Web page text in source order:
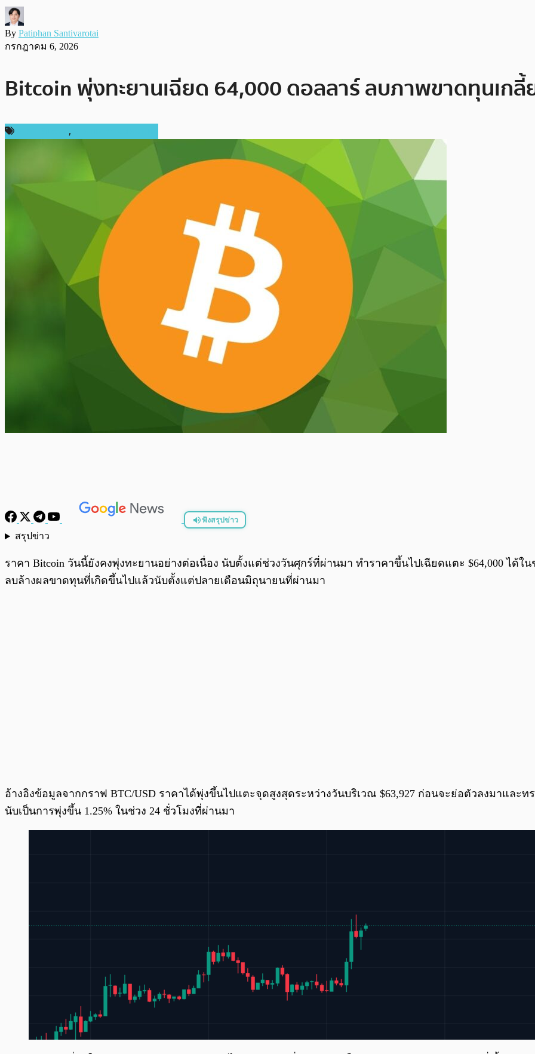
By Patiphan Santivarotai
กรกฎาคม 6, 2026
Bitcoin พุ่งทะยานเฉียด 64,000 ดอลลาร์ ลบภาพขาดทุนเก
,
ฟังสรุปข่าว
สรุปข่าว
ราคา Bitcoin วันนี้ยังคงพุ่งทะยานอย่างต่อเนื่อง นับตั้งแต่ช่วงวันศุกร์ที่ผ่านมา ทำราคาขึ้นไปเฉียดแตะ $64,000 ได้ใ
ลบล้างผลขาดทุนที่เกิดขึ้นไปแล้วนับตั้งแต่ปลายเดือนมิถุนายนที่ผ่านมา
อ้างอิงข้อมูลจากกราฟ BTC/USD ราคาได้พุ่งขึ้นไปแตะจุดสูงสุดระหว่างวันบริเวณ $63,927 ก่อนจะย่อตัวลงมาและ
นับเป็นการพุ่งขึ้น 1.25% ในช่วง 24 ชั่วโมงที่ผ่านมา